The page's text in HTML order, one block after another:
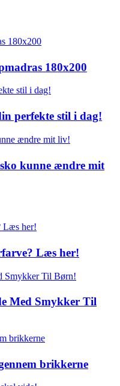
180x200
perfekte stil i dag!
kunne ændre mit
Læs her!
Med Smykker Til
brikkerne